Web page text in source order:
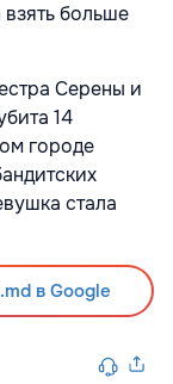
больше
Серены и
14
городе
стала
в Google